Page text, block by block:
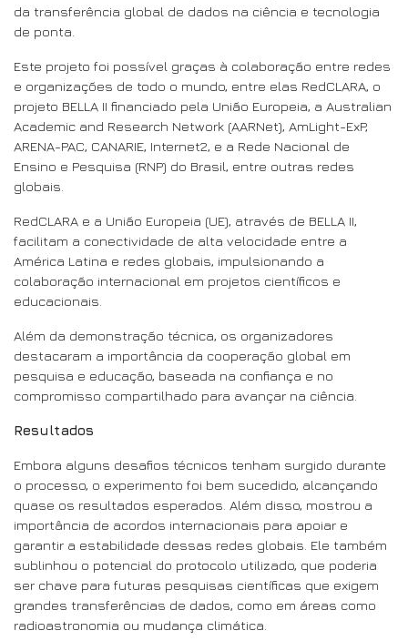
da transferência global de dados na ciência e tecnologia
de ponta.
Este projeto foi possível graças à colaboração entre redes
e organizações de todo o mundo, entre elas RedCLARA, o
projeto BELLA II financiado pela União Europeia, a Australian
Academic and Research Network (AARNet), AmLight-ExP,
ARENA-PAC, CANARIE, Internet2, e a Rede Nacional de
Ensino e Pesquisa (RNP) do Brasil, entre outras redes
globais.
RedCLARA e a União Europeia (UE), através de BELLA II,
facilitam a conectividade de alta velocidade entre a
América Latina e redes globais, impulsionando a
colaboração internacional em projetos científicos e
educacionais.
Além da demonstração técnica, os organizadores
destacaram a importância da cooperação global em
pesquisa e educação, baseada na confiança e no
compromisso compartilhado para avançar na ciência.
Resultados
Embora alguns desafios técnicos tenham surgido durante
o processo, o experimento foi bem sucedido, alcançando
quase os resultados esperados. Além disso, mostrou a
importância de acordos internacionais para apoiar e
garantir a estabilidade dessas redes globais. Ele também
sublinhou o potencial do protocolo utilizado, que poderia
ser chave para futuras pesquisas científicas que exigem
grandes transferências de dados, como em áreas como
radioastronomia ou mudança climática.